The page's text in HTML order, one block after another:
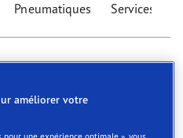
Pneumatiques Services
améliorer votre